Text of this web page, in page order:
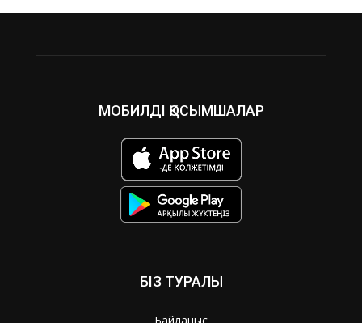
МОБИЛДІ ҚОСЫМШАЛАР
БІЗ ТУРАЛЫ
Байланыс